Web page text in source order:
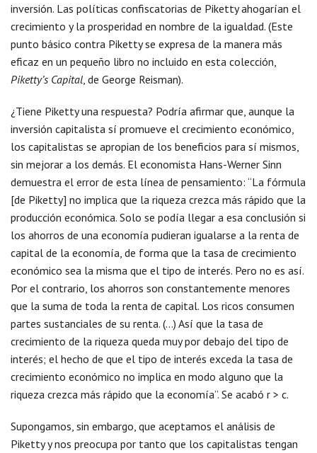
inversión. Las políticas confiscatorias de Piketty ahogarían el
crecimiento y la prosperidad en nombre de la igualdad. (Este
punto básico contra Piketty se expresa de la manera más
eficaz en un pequeño libro no incluido en esta colección,
Piketty’s Capital , de George Reisman).
¿Tiene Piketty una respuesta? Podría afirmar que, aunque la
inversión capitalista sí promueve el crecimiento económico,
los capitalistas se apropian de los beneficios para sí mismos,
sin mejorar a los demás. El economista Hans-Werner Sinn
demuestra el error de esta línea de pensamiento: “La fórmula
[de Piketty] no implica que la riqueza crezca más rápido que la
producción económica. Solo se podía llegar a esa conclusión si
los ahorros de una economía pudieran igualarse a la renta de
capital de la economía, de forma que la tasa de crecimiento
económico sea la misma que el tipo de interés. Pero no es así.
Por el contrario, los ahorros son constantemente menores
que la suma de toda la renta de capital. Los ricos consumen
partes sustanciales de su renta. (…) Así que la tasa de
crecimiento de la riqueza queda muy por debajo del tipo de
interés; el hecho de que el tipo de interés exceda la tasa de
crecimiento económico no implica en modo alguno que la
riqueza crezca más rápido que la economía”. Se acabó r > c.
Supongamos, sin embargo, que aceptamos el análisis de
Piketty y nos preocupa por tanto que los capitalistas tengan